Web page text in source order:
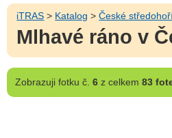
iTRAS > Katalog >České
Mlhavé ráno v
Zobrazujifotku č. 6z celkem 83